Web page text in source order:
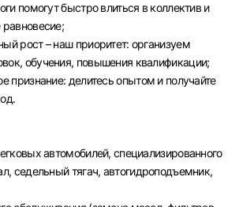
помогут быстро влиться в коллектив и
рост – наш приоритет: организуем
обучения, повышения квалификации;
признание: делитесь опытом и получайте
автомобилей, специализированного
седельный тягач, автогидроподъемник,